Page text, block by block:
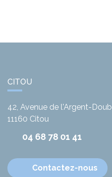
CITOU
42, Avenue de l'Argent-
11160 Citou
04 68 78 01 41
Contactez-nous